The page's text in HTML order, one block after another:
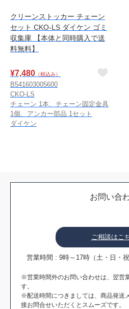
クリーンストッカー チェーン
セット CKO-LS ダイケン ゴミ
収集庫 【本体と同時購入で送
料無料】
¥7,480 （税込み）
B541603005600
CKO-LS
チェーン 1本、チェーン固定金具
1個、アンカー部品 1セット
ダイケン
お問い合
ご相談はこ
営業時間 : 9時～17時（土・日・
※営業時間外のお問い合わせは、翌営
す。
※配送時間につきましては、商品発送
接お問合せいただくとスムーズです。